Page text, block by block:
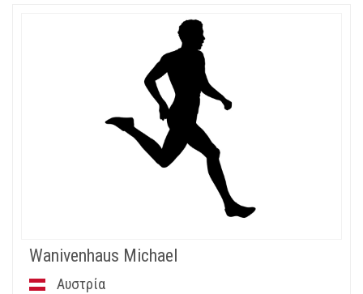
Wanivenhaus Michael
Αυστρία